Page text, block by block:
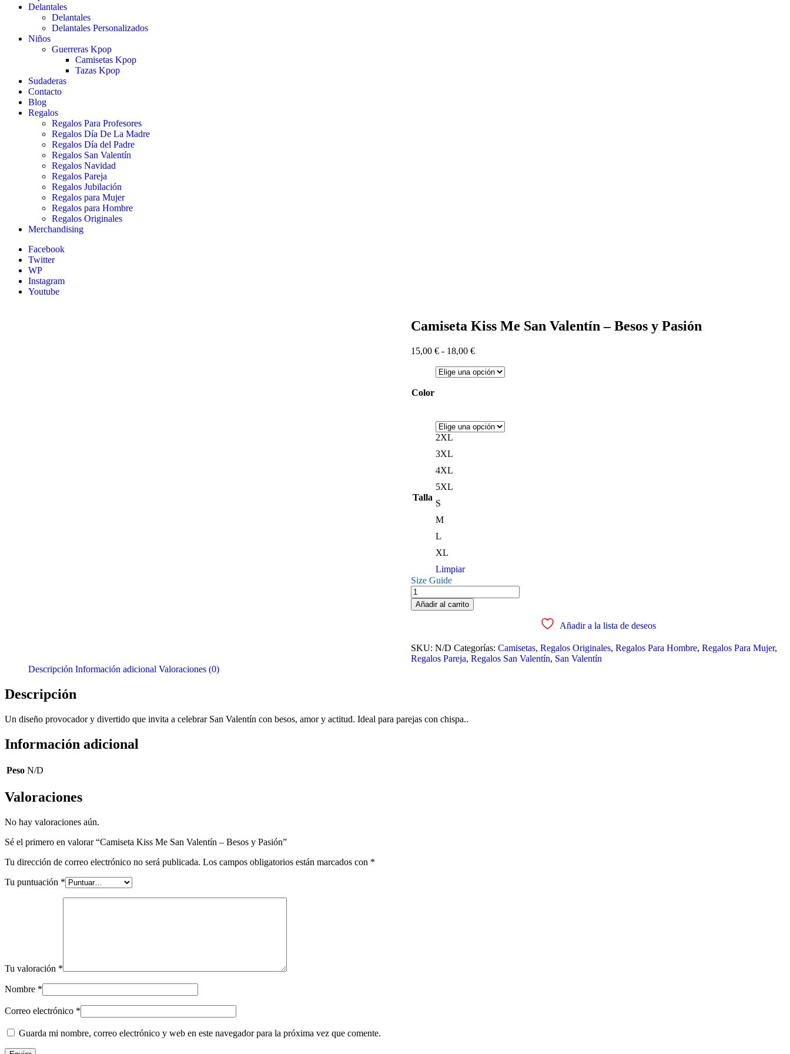
Delantales
Delantales
Delantales Personalizados
Niños
Guerreras Kpop
Camisetas Kpop
Tazas Kpop
Sudaderas
Contacto
Blog
Regalos
Regalos Para Profesores
Regalos Día De La Madre
Regalos Día del Padre
Regalos San Valentín
Regalos Navidad
Regalos Pareja
Regalos Jubilación
Regalos para Mujer
Regalos para Hombre
Regalos Originales
Merchandising
Facebook
Twitter
WP
Instagram
Youtube
Camiseta Kiss Me San Valentín – Besos y Pasión
15,00 € - 18,00 €Rango
precios:
Color
Talla
2XL
3XL
4XL
5XL
S
M
L
XL
Limpiar
Size Guide
Camiseta
Kiss
Me
–
Besos
y
Añadir al carrito
Añadir a la lista de deseos
SKU: N/D Categorías: Camisetas, Regalos Originales, Regalos Para Hombre, Regalos Para Mujer,
Regalos Pareja, Regalos San Valentín, San Valentín
Descripción Información adicional Valoraciones (0)
Descripción
Un diseño provocador y divertido que invita a celebrar San Valentín con besos, amor y actitud. Ideal para parejas con chispa..
Información adicional
Peso N/D
Valoraciones
No hay valoraciones aún.
Sé el primero en valorar “Camiseta Kiss Me San Valentín – Besos y Pasión”
Tu dirección de correo electrónico no será publicada. Los campos obligatorios están marcados con *
Tu puntuación *
Tu valoración *
Nombre *
Correo electrónico *
Guarda mi nombre, correo electrónico y web en este navegador para la próxima vez que comente.